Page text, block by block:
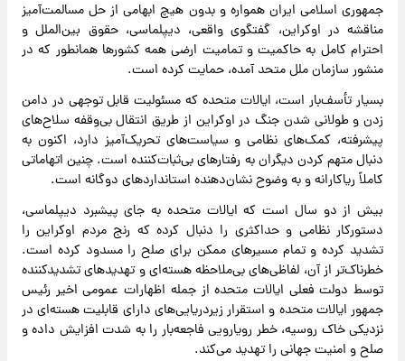
جمهوری اسلامی ایران همواره و بدون هیچ ابهامی از حل مسالمت‌آمیز
مناقشه در اوکراین، گفتگوی واقعی، دیپلماسی، حقوق بین‌الملل و
احترام کامل به حاکمیت و تمامیت ارضی همه کشورها همانطور که در
منشور سازمان ملل متحد آمده، حمایت کرده است.
بسیار تأسف‌بار است، ایالات متحده که مسئولیت قابل توجهی در دامن
زدن و طولانی شدن جنگ در اوکراین از طریق انتقال بی‌وقفه سلاح‌های
پیشرفته، کمک‌های نظامی و سیاست‌های تحریک‌آمیز دارد، اکنون به
دنبال متهم کردن دیگران به رفتارهای بی‌ثبات‌کننده است. چنین اتهاماتی
کاملاً ریاکارانه و به وضوح نشان‌دهنده استانداردهای دوگانه است.
بیش از دو سال است که ایالات متحده به جای پیشبرد دیپلماسی،
دستورکار نظامی و حداکثری را دنبال کرده که رنج مردم اوکراین را
تشدید کرده و تمام مسیرهای ممکن برای صلح را مسدود کرده است.
خطرناک‌تر از آن، لفاظی‌های بی‌ملاحظه هسته‌ای و تهدیدهای تشدیدکننده
توسط دولت فعلی ایالات متحده از جمله اظهارات عمومی اخیر رئیس
جمهور ایالات متحده و استقرار زیردریایی‌های دارای قابلیت هسته‌ای در
نزدیکی خاک روسیه، خطر رویارویی فاجعه‌بار را به شدت افزایش داده و
صلح و امنیت جهانی را تهدید می‌کند.